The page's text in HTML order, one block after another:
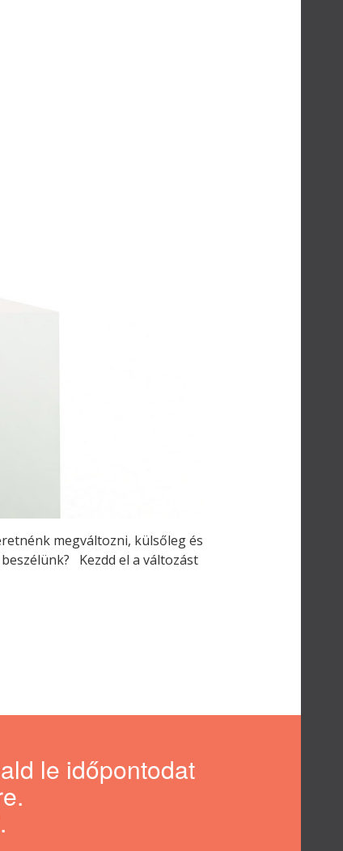
megváltozni, külsőleg és
Kezdd el a változást
le időpontodat